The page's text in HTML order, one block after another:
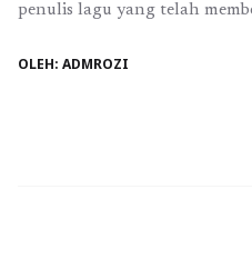
penulis lagu yang telah
dikenal luas setelah
OLEH: ADMROZI